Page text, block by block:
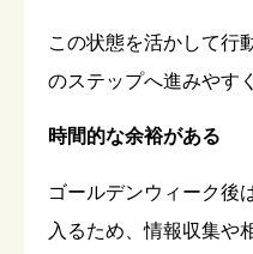
この状態を活かして行
のステップへ進みやす
時間的な余裕がある
ゴールデンウィーク後
入るため、情報収集や